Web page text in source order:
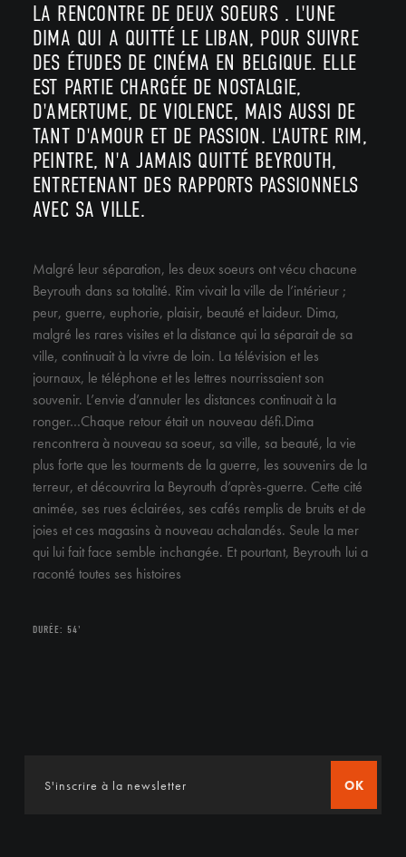
LA RENCONTRE DE DEUX SOEURS . L'UNE
DIMA QUI A QUITTÉ LE LIBAN, POUR SUIVRE
DES ÉTUDES DE CINÉMA EN BELGIQUE. ELLE
EST PARTIE CHARGÉE DE NOSTALGIE,
D'AMERTUME, DE VIOLENCE, MAIS AUSSI DE
TANT D'AMOUR ET DE PASSION. L'AUTRE RIM,
PEINTRE, N'A JAMAIS QUITTÉ BEYROUTH,
ENTRETENANT DES RAPPORTS PASSIONNELS
AVEC SA VILLE.
Malgré leur séparation, les deux soeurs ont vécu chacune
Beyrouth dans sa totalité. Rim vivait la ville de l’intérieur ;
peur, guerre, euphorie, plaisir, beauté et laideur. Dima,
malgré les rares visites et la distance qui la séparait de sa
ville, continuait à la vivre de loin. La télévision et les
journaux, le téléphone et les lettres nourrissaient son
souvenir. L’envie d’annuler les distances continuait à la
ronger…Chaque retour était un nouveau défi.Dima
rencontrera à nouveau sa soeur, sa ville, sa beauté, la vie
plus forte que les tourments de la guerre, les souvenirs de la
terreur, et découvrira la Beyrouth d’après-guerre. Cette cité
animée, ses rues éclairées, ses cafés remplis de bruits et de
joies et ces magasins à nouveau achalandés. Seule la mer
qui lui fait face semble inchangée. Et pourtant, Beyrouth lui a
raconté toutes ses histoires
DURÉE: 54'
OK